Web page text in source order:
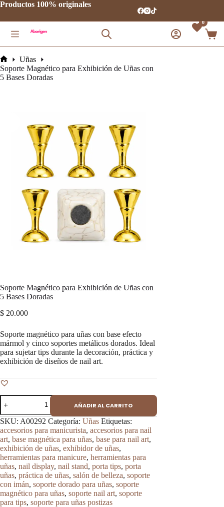
Saltar
contenido
Productos 100% originales
0
Carro
de
Inicio
Uñas
Soporte Magnético para Exhibición de Uñas con
5 Bases Doradas
Soporte Magnético para Exhibición de Uñas con
5 Bases Doradas
$ 20.000
Soporte magnético para uñas con base efecto
mármol y cinco soportes metálicos dorados. Ideal
para sujetar tips durante la decoración, práctica y
exhibición de diseños de nail art.
Soporte
Magnético
para
Exhibición
de
Uñas
con
5
Bases
Doradas
cantidad
AÑADIR AL CARRITO
SKU: A00292 Categoría: Uñas Etiquetas:
accesorios para manicurista, accesorios para nail
art, base magnética para uñas, base para nail art,
exhibición de uñas, exhibidor de uñas,
herramientas para manicure, herramientas para
uñas, nail display, nail stand, porta tips, porta
uñas, práctica de uñas, salón de belleza, soporte
con imán, soporte dorado para uñas, soporte
magnético para uñas, soporte nail art, soporte
para tips, soporte para uñas postizas